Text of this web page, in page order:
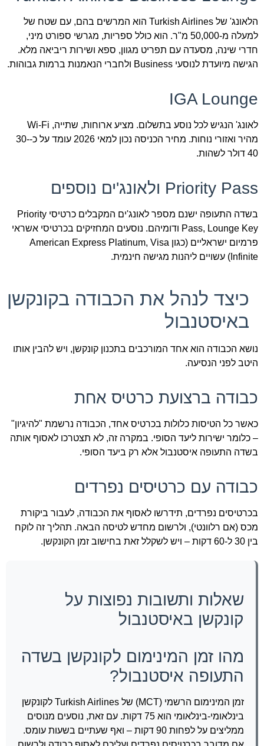
הלאונג' של Turkish Airlines הוא המרשים בהם, עם שטח של
למעלה מ-50,000 מ"ר. הוא כולל ספריות, מגרשי ספורט מיני,
חדרי שינה, מסעדה עם תפריט מגוון, ספא ושירות ריביאה מלא.
הגישה מיועדת לנוסעי Business ולחברי הנאמנות ברמות גבוהות.
IGA Lounge
לאונג' הנגיש לכל נוסע בתשלום. מציע ארוחות, שתייה, Wi-Fi
מהיר ואזורי נוחות. מחיר הכניסה נכון למאי 2026 עומד על כ-30-
40 דולר לשהות.
Priority Pass ולאונג'ים נוספים
בשדה התעופה ישנם מספר לאונג'ים המקבלים כרטיסי Priority
Pass, Lounge Key ודומיהם. נוסעים המחזיקים בכרטיסי אשראי
פרמיום ישראליים (כגון American Express Platinum, Visa
Infinite) עשויים ליהנות מגישה חינמית.
כיצד לנהל את הכבודה בקונקשן
באיסטנבול
נושא הכבודה הוא אחד המורכבים בתכנון קונקשן, ויש להבין אותו
היטב לפני הנסיעה.
כבודה ברצועת כרטיס אחת
כאשר כל הטיסות כלולות בכרטיס אחד, הכבודה נרשמת "להיגיון"
– כלומר ישירות ליעד הסופי. במקרה זה, לא תצטרכו לאסוף אותה
בשדה התעופה איסטנבול אלא רק ביעד הסופי.
כבודה עם כרטיסים נפרדים
בכרטיסים נפרדים, תידרשו לאסוף את הכבודה, לעבור ביקורת
מכס (אם רלוונטי), ולרשום מחדש לטיסה הבאה. תהליך זה לוקח
בין 30 ל-60 דקות – ויש לשקלל זאת בחישוב זמן הקונקשן.
שאלות ותשובות נפוצות על
קונקשן באיסטנבול
מהו זמן המינימום לקונקשן בשדה
התעופה איסטנבול?
זמן המינימום הרשמי (MCT) של Turkish Airlines לקונקשן
בינלאומי-בינלאומי הוא 75 דקות. עם זאת, נוסעים מנוסים
ממליצים על לפחות 90 דקות – ואף שעתיים בשעות עומס.